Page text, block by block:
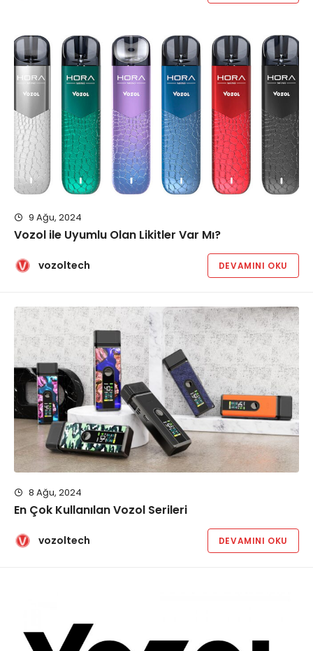
9 Ağu, 2024
Vozol ile Uyumlu Olan Likitler Var Mı?
vozoltech DEVAMINI OKU
8 Ağu, 2024
En Çok Kullanılan Vozol Serileri
vozoltech DEVAMINI OKU